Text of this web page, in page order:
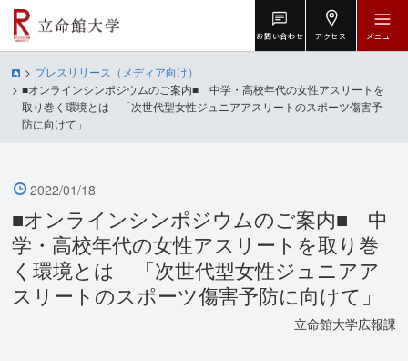
お問い合わせ アクセス メニュー
プレスリリース（メディア向け）
■オンラインシンポジウムのご案内■ 中学・高校年代の女性アスリートを
取り巻く環境とは 「次世代型女性ジュニアアスリートのスポーツ傷害予
防に向けて」
2022/01/18
■オンラインシンポジウムのご案内■ 中
学・高校年代の女性アスリートを取り巻
く環境とは 「次世代型女性ジュニアア
スリートのスポーツ傷害予防に向けて」
立命館大学広報課